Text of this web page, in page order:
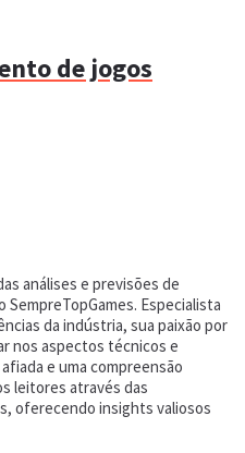
de jogos
análises e previsões de
Especialista
da indústria, sua paixão por
nos aspectos técnicos e
e uma compreensão
leitores através das
oferecendo insights valiosos